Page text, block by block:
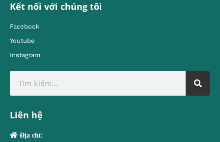
Kết nối với chúng tôi
Facebook
Youtube
Instagram
Liên hệ
Địa chỉ: